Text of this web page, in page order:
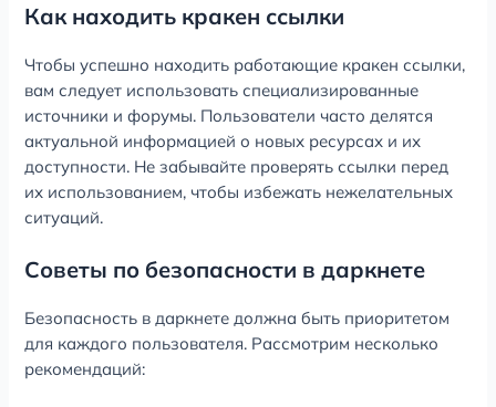
Как находить кракен ссылки
Чтобы успешно находить работающие кракен ссылки,
вам следует использовать специализированные
источники и форумы. Пользователи часто делятся
актуальной информацией о новых ресурсах и их
доступности. Не забывайте проверять ссылки перед
их использованием, чтобы избежать нежелательных
ситуаций.
Советы по безопасности в даркнете
Безопасность в даркнете должна быть приоритетом
для каждого пользователя. Рассмотрим несколько
рекомендаций: